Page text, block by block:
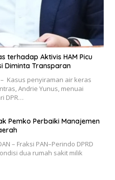
terhadap Aktivis HAM Picu
Diminta Transparan
– Kasus penyiraman air keras
Andrie Yunus, menuai
DPR…
Pemko Perbaiki Manajemen
– Fraksi PAN–Perindo DPRD
dua rumah sakit milik